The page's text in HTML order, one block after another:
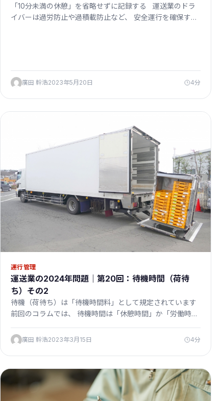
「10分未満の休憩」を省略せずに記録する 運送業のドラ
イバーは過労防止や過積載防止など、 安全運行を確保す…
廣田 幹浩2023年5月20日 4分
運行管理
運送業の2024年問題｜第20回：待機時間（荷待
ち）その2
待機（荷待ち）は「待機時間料」として規定されています
前回のコラムでは、 待機時間は「休憩時間」か「労働時…
廣田 幹浩2023年3月15日 4分